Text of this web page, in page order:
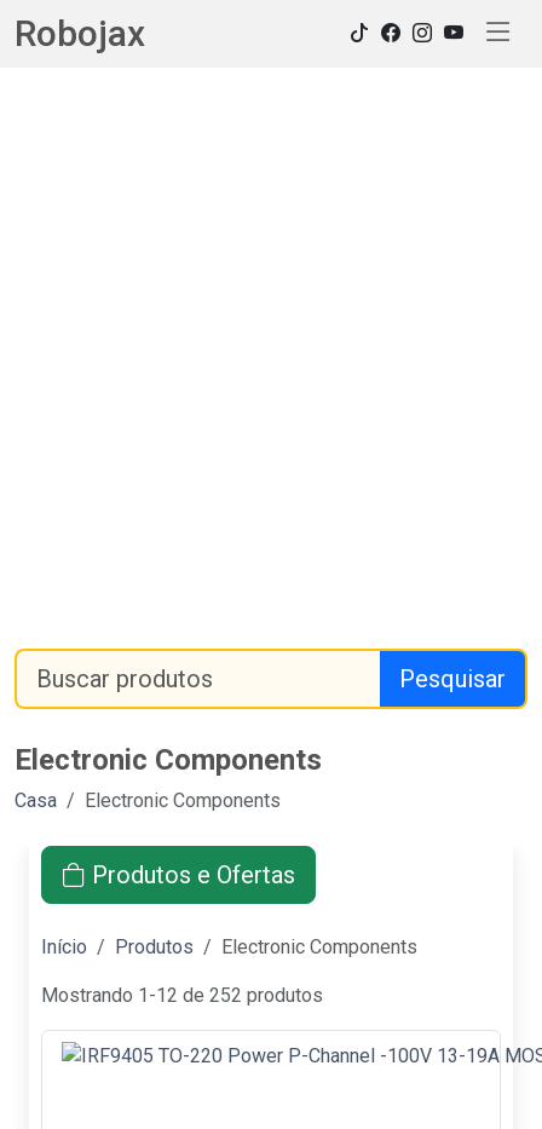
Robojax
Pesquisar
Electronic Components
Casa Electronic Components
Produtos e Ofertas
Início Produtos Electronic Components
Mostrando 1-12 de 252 produtos